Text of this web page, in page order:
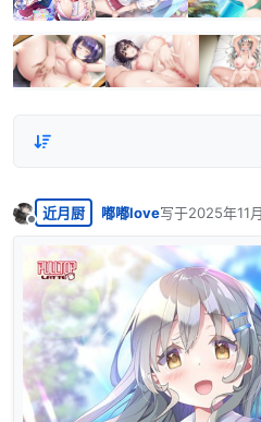
离线
近月厨 嘟嘟love写于2025年11
最后由 编辑